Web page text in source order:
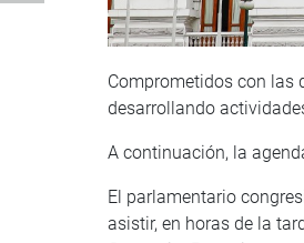
Comprometidos con las
desarrollando
A continuación, la
El parlamentario
asistir, en horas de la